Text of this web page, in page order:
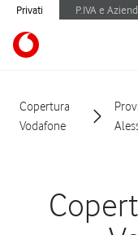
Privati P.IVA e
Copertura
Vodafone